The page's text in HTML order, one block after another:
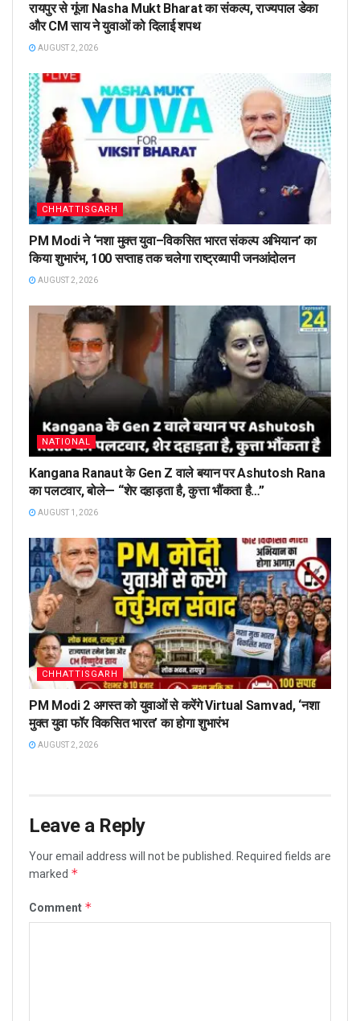
रायपुर से गूंजा Nasha Mukt Bharat का संकल्प, राज्यपाल डेका
और CM साय ने युवाओं को दिलाई शपथ
AUGUST 2, 2026
CHHATTISGARH
PM Modi ने ‘नशा मुक्त युवा–विकसित भारत संकल्प अभियान’ का
किया शुभारंभ, 100 सप्ताह तक चलेगा राष्ट्रव्यापी जनआंदोलन
AUGUST 2, 2026
NATIONAL
Kangana Ranaut के Gen Z वाले बयान पर Ashutosh Rana
का पलटवार, बोले— “शेर दहाड़ता है, कुत्ता भौंकता है…”
AUGUST 1, 2026
CHHATTISGARH
PM Modi 2 अगस्त को युवाओं से करेंगे Virtual Samvad, ‘नशा
मुक्त युवा फॉर विकसित भारत’ का होगा शुभारंभ
AUGUST 2, 2026
Leave a Reply
Your email address will not be published.
Required fields are
marked *
Comment *